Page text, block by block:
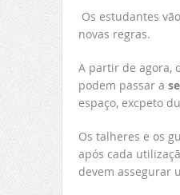
Os estudantes
novas regras.
A partir de agora,
podem passar a
espaço, excpeto
Os talheres e os
após cada
devem assegurar